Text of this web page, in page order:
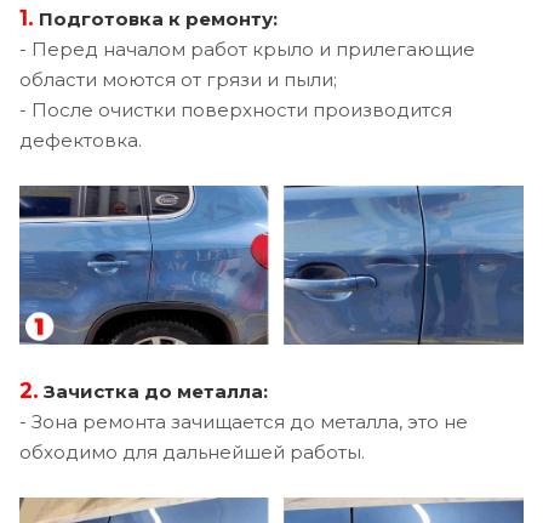
1. Подготовка к ремонту:
- Перед началом работ крыло и прилегающие
области моются от грязи и пыли;
- После очистки поверхности производится
дефектовка.
2. Зачистка до металла:
- Зона ремонта зачищается до металла, это не
обходимо для дальнейшей работы.